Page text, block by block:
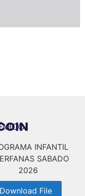
INFANTIL
SABADO
2026
Download File